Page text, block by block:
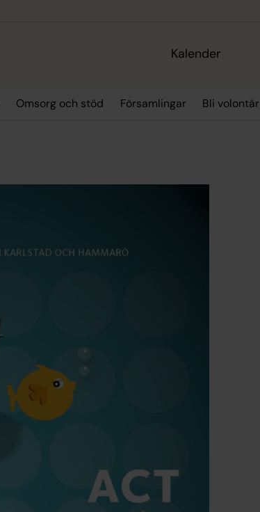
Kalender
Omsorg och stöd Församlingar Bli volontär